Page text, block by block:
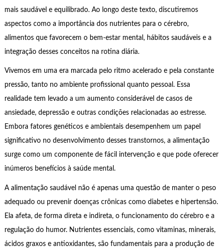
mais saudável e equilibrado. Ao longo deste texto, discutiremos
aspectos como a importância dos nutrientes para o cérebro,
alimentos que favorecem o bem-estar mental, hábitos saudáveis e a
integração desses conceitos na rotina diária.
Vivemos em uma era marcada pelo ritmo acelerado e pela constante
pressão, tanto no ambiente profissional quanto pessoal. Essa
realidade tem levado a um aumento considerável de casos de
ansiedade, depressão e outras condições relacionadas ao estresse.
Embora fatores genéticos e ambientais desempenhem um papel
significativo no desenvolvimento desses transtornos, a alimentação
surge como um componente de fácil intervenção e que pode oferecer
inúmeros benefícios à saúde mental.
A alimentação saudável não é apenas uma questão de manter o peso
adequado ou prevenir doenças crônicas como diabetes e hipertensão.
Ela afeta, de forma direta e indireta, o funcionamento do cérebro e a
regulação do humor. Nutrientes essenciais, como vitaminas, minerais,
ácidos graxos e antioxidantes, são fundamentais para a produção de